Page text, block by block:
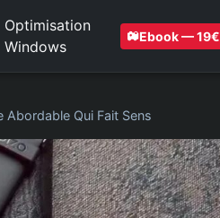
Optimisation
Windows
Ebook — 19€
Abordable Qui Fait Sens